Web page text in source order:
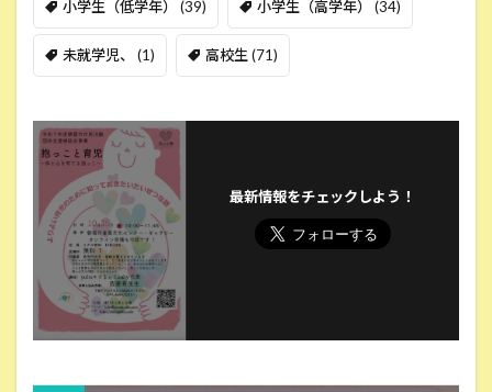
小学生（低学年） (39) 小学生（高学年） (34)
未就学児、 (1) 高校生(71)
最新情報をチェックしよう！